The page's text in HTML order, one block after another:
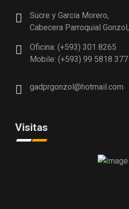
Sucre y Garcia Morero,
Cabecera Parroquial Gonzol,
Oficina: (+593) 301 8265
Mobile: (+593) 99 5818 377
gadprgonzol@hotmail.com
Visitas